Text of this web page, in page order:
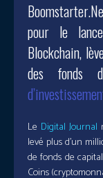
pour le
Blockchain,
des fonds
Le Digital Journal
levé plus d’un
de fonds de
Coins